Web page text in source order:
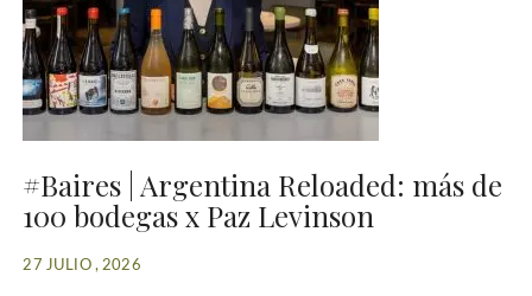
#Baires | Argentina Reloaded: más de
100 bodegas x Paz Levinson
27 JULIO , 2026